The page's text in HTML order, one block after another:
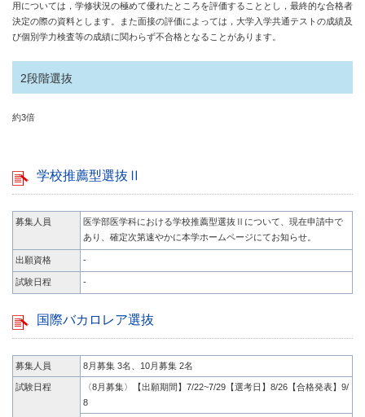
用については，学修状況の極めて優れたところを評価することとし，最終的な合格者
決定の際の資料とします。また面接の評価によっては，大学入学共通テストの成績及
び個別学力検査等の成績に関わらず不合格となることがあります。
2段階選抜
約3倍
学校推薦型選抜Ⅱ
募集人員
医学部医学科における学校推薦型選抜Ⅱについて、現在申請中で
あり、確定次第速やかに本学ホームページにてお知らせ。
出願資格 -
試験日程 -
国際バカロレア選抜
募集人員 8月募集 3名、10月募集 2名
試験日程
〈8月募集〉【出願期間】7/22~7/29【選考日】8/26【合格発表】9/
8